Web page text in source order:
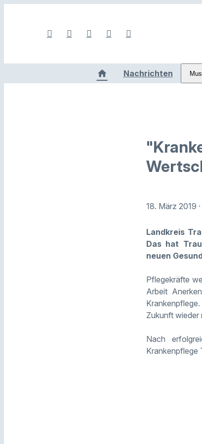
Nachrichten
18. März 2019
Landkreis
Das hat
neuen
Pflegekräfte
Arbeit
Zukunft wieder
Nach
Krankenpflege